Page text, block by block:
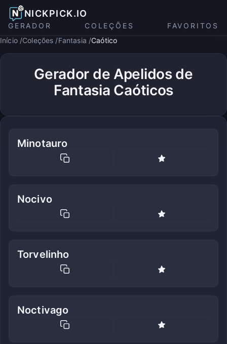
NICKPICK.IO
GERADOR COLEÇÕES
FAVORITOS
Início Coleções Fantasia Caótico
Gerador de Apelidos de
Fantasia Caóticos
Minotauro
Nocivo
Torvelinho
Noctivago